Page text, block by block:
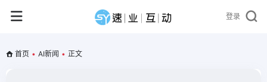
登录
首页 • AI新闻 • 正文